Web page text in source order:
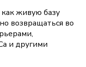
как живую базу
возвращаться во
и другими